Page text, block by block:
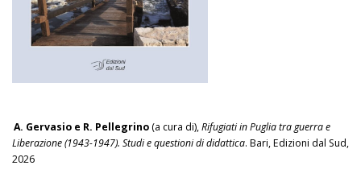
A. Gervasio e R. Pellegrino (a cura di),Rifugiati in Puglia tra guerra e
Liberazione (1943-1947). Studi e questioni di didattica. Bari, Edizioni dal Sud,
2026